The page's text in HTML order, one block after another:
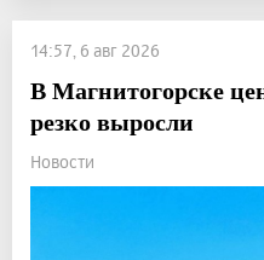
14:57, 6 авг 2026
В Магнитогорске
резко выросли
Новости